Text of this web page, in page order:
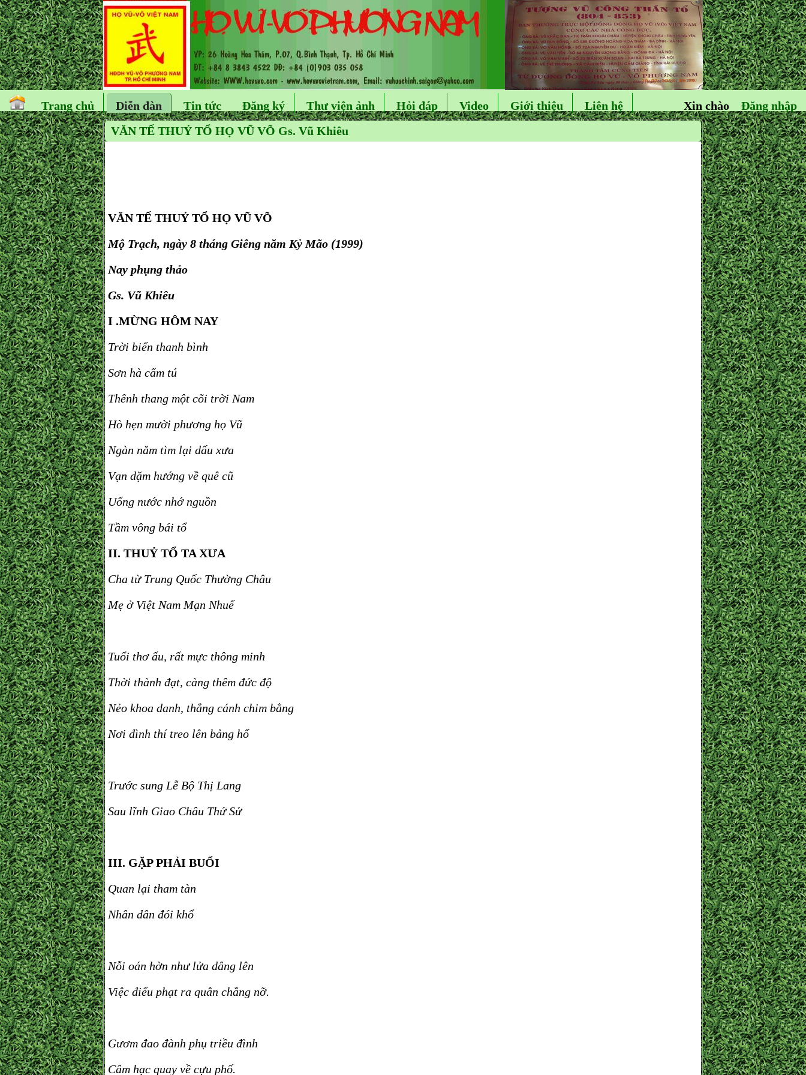
Trang chủ Diễn đàn Tin tức Đăng ký Thư viện ảnh Hỏi đáp Video Giới thiệu Liên hệ Đăng nhập
Xin chào
VĂN TẾ THUỶ TỔ HỌ VŨ VÕ Gs. Vũ Khiêu
VĂN TẾ THUỶ TỔ HỌ VŨ VÕ
Mộ Trạch, ngày 8 tháng Giêng năm Kỷ Mão (1999)
Nay phụng thảo
Gs. Vũ Khiêu
I .MỪNG HÔM NAY
Trời biển thanh bình
Sơn hà cẩm tú
Thênh thang một cõi trời Nam
Hò hẹn mười phương họ Vũ
Ngàn năm tìm lại dấu xưa
Vạn dặm hướng về quê cũ
Uống nước nhớ nguồn
Tầm vông bái tổ
II. THUỶ TỔ TA XƯA
Cha từ Trung Quốc Thường Châu
Mẹ ở Việt Nam Mạn Nhuế
Tuổi thơ ấu, rất mực thông minh
Thời thành đạt, càng thêm đức độ
Nẻo khoa danh, thẳng cánh chim bằng
Nơi đình thí treo lên bảng hổ
Trước sung Lễ Bộ Thị Lang
Sau lĩnh Giao Châu Thứ Sử
III. GẶP PHẢI BUỔI
Quan lại tham tàn
Nhân dân đói khổ
Nỗi oán hờn như lửa dâng lên
Việc điếu phạt ra quân chẳng nỡ.
Gươm đao đành phụ triều đình
Câm hạc quay về cựu phố.